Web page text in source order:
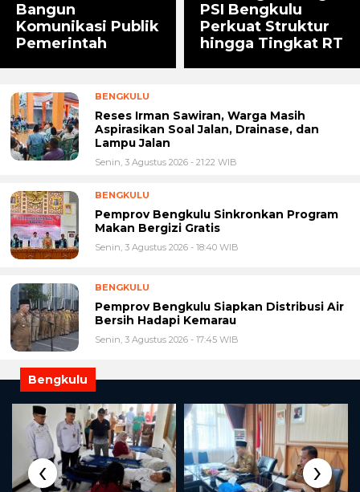
Bangun
Komunikasi Publik
Pemerintah
PSI Bengkulu
Perkuat Struktur
hingga Tingkat RT
BENGKULU
Reses Irman Sawiran, Warga Masih
Aspirasikan Soal Jalan, Drainase, dan
Lampu Jalan
Senin, 3 Agustus 2026 - 21:22 WIB
BENGKULU
Pemprov Bengkulu Sinkronkan Program
Makan Bergizi Gratis
Senin, 3 Agustus 2026 - 18:40 WIB
BENGKULU
Pemprov Bengkulu Siapkan Distribusi Air
Bersih Hadapi Kemarau
Senin, 3 Agustus 2026 - 17:45 WIB
Bengkulu
‹ ›